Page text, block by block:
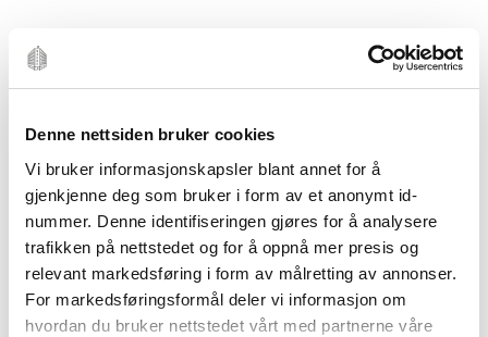
Denne nettsiden bruker cookies
Vi bruker informasjonskapsler blant annet for å
gjenkjenne deg som bruker i form av et anonymt id-
nummer. Denne identifiseringen gjøres for å analysere
trafikken på nettstedet og for å oppnå mer presis og
relevant markedsføring i form av målretting av annonser.
For markedsføringsformål deler vi informasjon om
hvordan du bruker nettstedet vårt med partnerne våre
Cabernet
HOLMEGAARD
bourgogne 69cl
179,-
UTSOLGT
Sommeliers
RIEDEL
burgund grand cru
1.499,-